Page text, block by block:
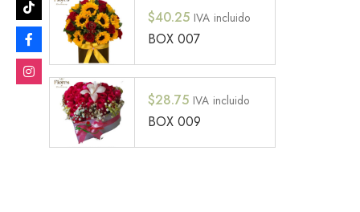
$40.25 IVA incluido
BOX 007
$28.75 IVA incluido
BOX 009